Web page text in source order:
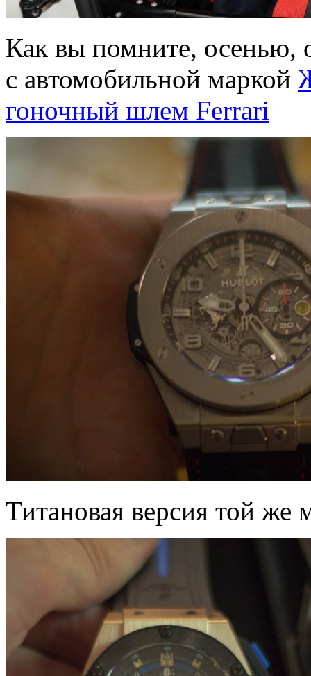
Как вы помните, осенью,
с автомобильной маркой
гоночный шлем Ferrari
Титановая версия той же